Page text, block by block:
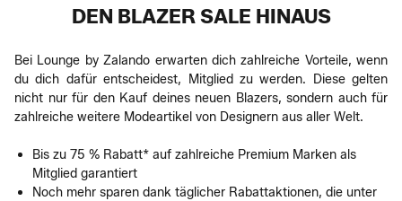
EN BLAZER SALE HINAUS
Bei Lounge by Zalando erwarten dich zahlreiche Vorteile, wenn
du dich dafür entscheidest, Mitglied zu werden. Diese gelten
nicht nur für den Kauf deines neuen Blazers, sondern auch für
zahlreiche weitere Modeartikel von Designern aus aller Welt.
Bis zu 75 % Rabatt* auf zahlreiche Premium Marken als
Mitglied garantiert
Noch mehr sparen dank täglicher Rabattaktionen, die unter